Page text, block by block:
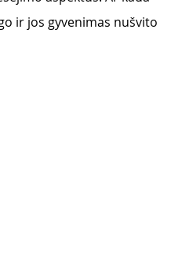
ir jos gyvenimas nušvito